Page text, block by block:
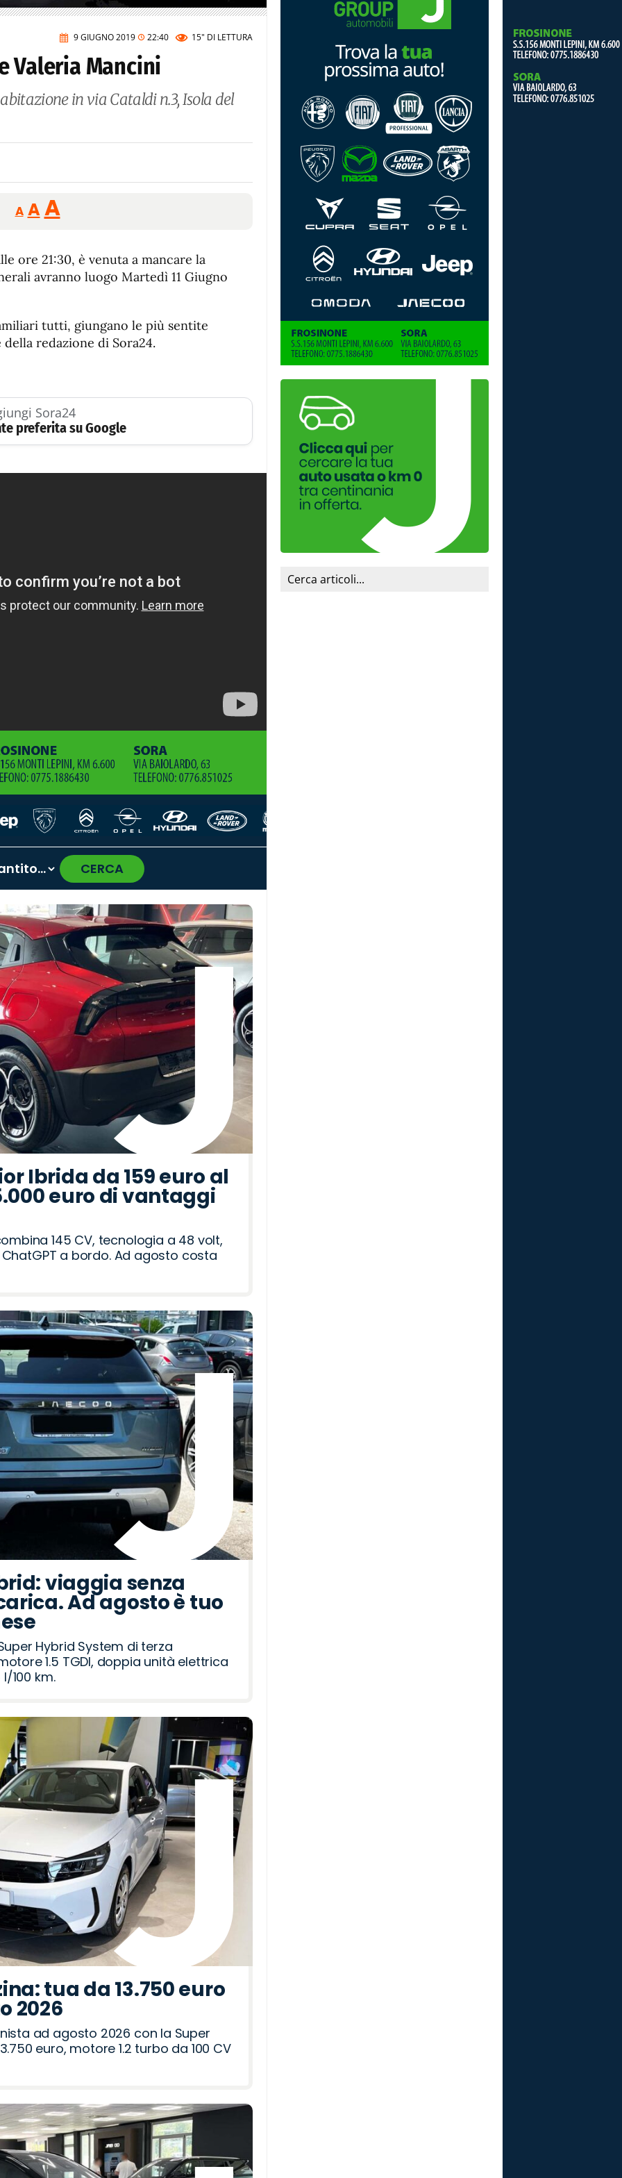
9 GIUGNO 2019 22:40 15" DI LETTURA
Valeria Mancini
in via Cataldi n.3, Isola del
A
Reducir
tamaño
A Restablecer
tamaño
de
fuente
AAumentar
de
ore 21:30, è venuta a mancare la
avranno luogo Martedì 11 Giugno
tutti, giungano le più sentite
redazione di Sora24.
Sora24
preferita su Google
CERCA
›
Ibrida da 159 euro al
euro di vantaggi
145 CV, tecnologia a 48 volt,
a bordo. Ad agosto costa
viaggia senza
Ad agosto è tuo
Hybrid System di terza
1.5 TGDI, doppia unità elettrica
100 km.
tua da 13.750 euro
2026
ad agosto 2026 con la Super
euro, motore 1.2 turbo da 100 CV